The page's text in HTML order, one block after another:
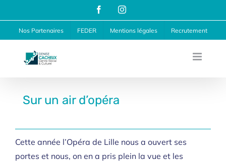
au
contenu
FacebookInstagram
Nos Partenaires FEDER Mentions légales Recrutement
Sur un air d’opéra
Cette année l’Opéra de Lille nous a ouvert ses
portes et nous, on en a pris plein la vue et les